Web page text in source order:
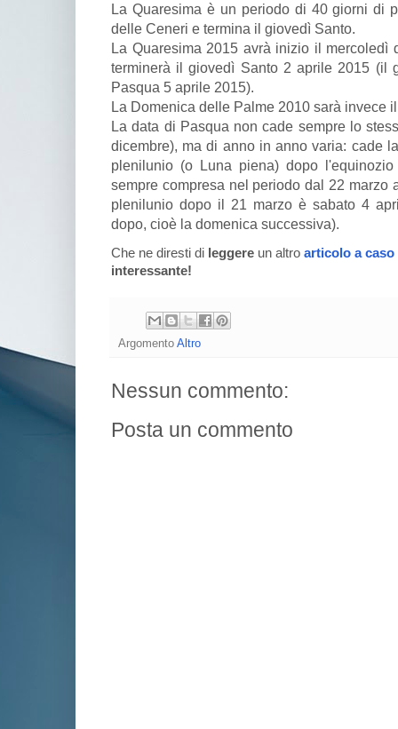
La Quaresima è un periodo di 40 giorni di
delle Ceneri e termina il giovedì Santo.
La Quaresima 2015 avrà inizio il mercoledì
terminerà il giovedì Santo 2 aprile 2015 (il
Pasqua 5 aprile 2015).
La Domenica delle Palme 2010 sarà invece
La data di Pasqua non cade sempre lo
dicembre), ma di anno in anno varia: cade
plenilunio (o Luna piena) dopo
sempre compresa nel periodo dal 22 marzo
plenilunio dopo il 21 marzo è sabato 4
dopo, cioè la domenica successiva).
Che ne diresti di leggere un altro articolo a caso
interessante!
Argomento Altro
Nessun commento:
Posta un commento